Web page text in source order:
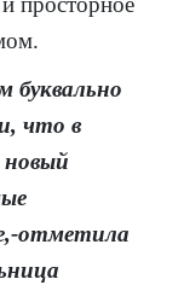
буквально
что в
отметила